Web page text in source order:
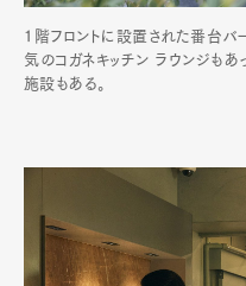
1階フロントに設置された番台バ
気のコガネキッチン ラウンジもあ
施設もある。